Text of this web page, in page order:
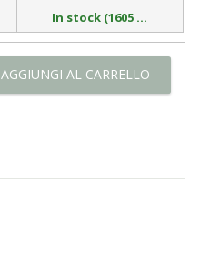
In stock (1605 available)
AGGIUNGI AL CARRELLO